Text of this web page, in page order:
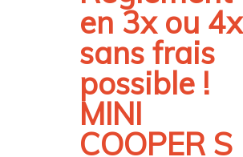
en 3x ou 4x
sans frais
possible !
MINI
COOPER S